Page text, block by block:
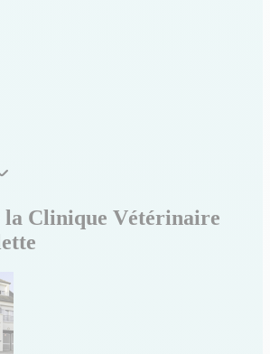
la Clinique Vétérinaire